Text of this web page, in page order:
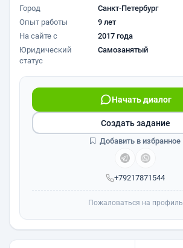
Город
Санкт-Петербург
Опыт работы
9 лет
На сайте с
2017 года
Юридический
статус
Самозанятый
+79217871544
Начать диалог
Создать задание
Добавить в избранное
Пожаловаться на профиль